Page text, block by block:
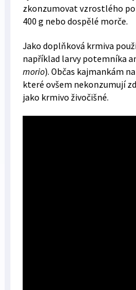
zkonzumovat vzrostlého
400 g nebo dospělé morče.
Jako doplňková krmiva
například larvy potemníka
morio). Občas kajmankám
které ovšem nekonzumují
jako krmivo živočišné.